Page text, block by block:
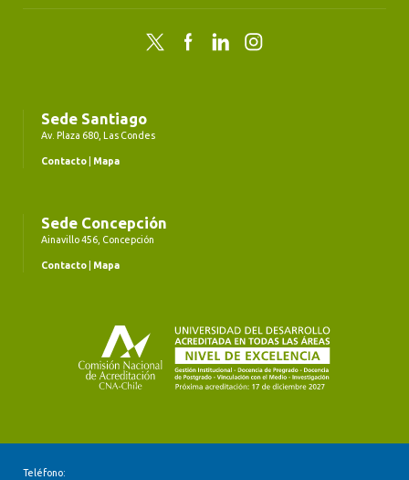
Twitter FacebookLinkedInInstagram
Sede Santiago
Av. Plaza 680, Las Condes
Contacto Mapa
Sede Concepción
Ainavillo 456, Concepción
Contacto Mapa
Teléfono: